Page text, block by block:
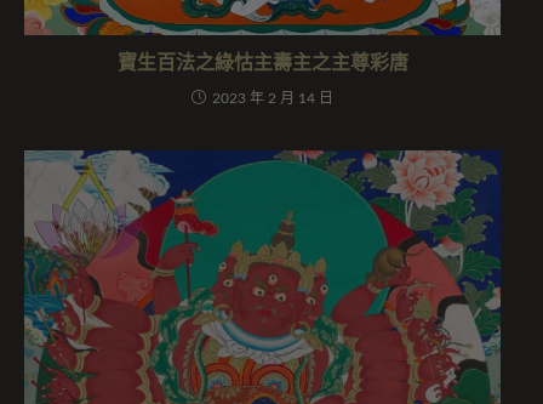
寶生百法之綠怙主壽主之主尊彩唐
2023 年 2 月 14 日